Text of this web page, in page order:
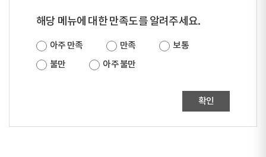
해당 메뉴에 대한 만족도를 알려주세요.
아주 만족 만족
보통
불만
아주 불만
확인